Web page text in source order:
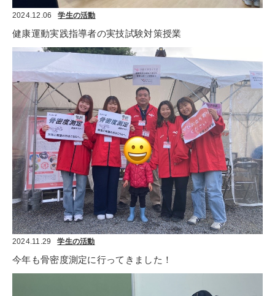
2024.12.06 学生の活動
健康運動実践指導者の実技試験対策授業
2024.11.29 学生の活動
今年も骨密度測定に行ってきました！